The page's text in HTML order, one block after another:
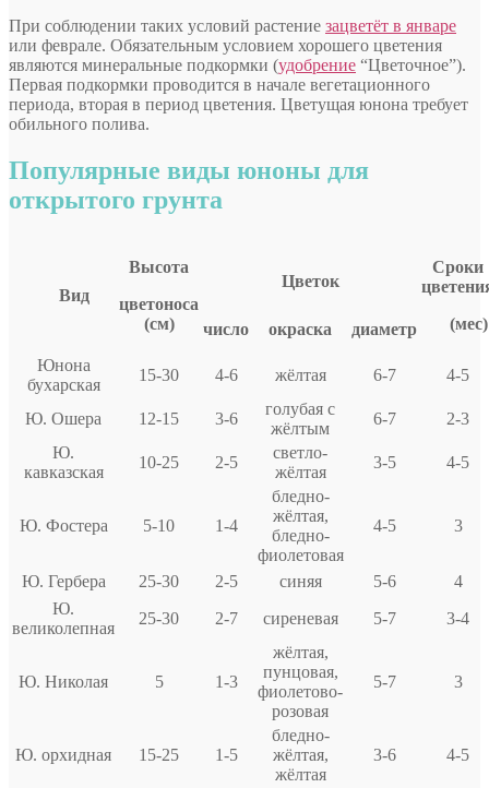
При соблюдении таких условий растение зацветёт в январе
или феврале. Обязательным условием хорошего цветения
являются минеральные подкормки (удобрение “Цветочное”).
Первая подкормки проводится в начале вегетационного
периода, вторая в период цветения. Цветущая юнона требует
обильного полива.
Популярные виды юноны для
открытого грунта
Вид
Высота
цветоноса
(см)
Цветок
Сроки
(мес)
число окраска
диаметр
Юнона
бухарская
15-30 4-6 жёлтая 6-7 4-5
Ю. Ошера 12-15 3-6
голубая с
жёлтым
6-7
2-3
Ю.
кавказская
10-25 2-5
светло-
жёлтая
3-5 4-5
Ю. Фостера 5-10 1-4
бледно-
жёлтая,
бледно-
фиолетовая
4-5 3
Ю. Гербера 25-30 2-5 синяя 5-6
4
Ю.
великолепная
25-30 2-7 сиреневая 5-7 3-4
Ю. Николая 5 1-3
жёлтая,
пунцовая,
фиолетово-
розовая
5-7 3
Ю. орхидная 15-25 1-5
бледно-
жёлтая,
жёлтая
3-6 4-5